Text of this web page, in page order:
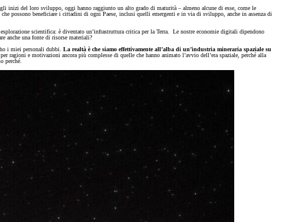
inizi del loro sviluppo, oggi hanno raggiunto un alto grado di maturità – almeno alcune di esse, come le
possono beneficiare i cittadini di ogni Paese, inclusi quelli emergenti e in via di sviluppo, anche in assenza di
scientifica: è diventato un’infrastruttura critica per la Terra. Le nostre economie digitali dipendono
anche una fonte di risorse materiali?
i miei personali dubbi. La realtà è che siamo effettivamente all’alba di un’industria mineraria spaziale su
ragioni e motivazioni ancora più complesse di quelle che hanno animato l’avvio dell’era spaziale, perché alla
perché.